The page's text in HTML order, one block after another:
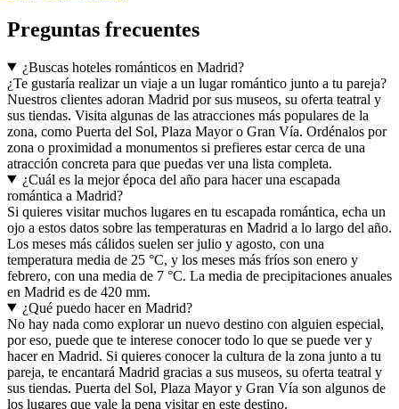
Preguntas frecuentes
¿Buscas hoteles románticos en Madrid?
¿Te gustaría realizar un viaje a un lugar romántico junto a tu pareja?
Nuestros clientes adoran Madrid por sus museos, su oferta teatral y
sus tiendas. Visita algunas de las atracciones más populares de la
zona, como Puerta del Sol, Plaza Mayor o Gran Vía. Ordénalos por
zona o proximidad a monumentos si prefieres estar cerca de una
atracción concreta para que puedas ver una lista completa.
¿Cuál es la mejor época del año para hacer una escapada
romántica a Madrid?
Si quieres visitar muchos lugares en tu escapada romántica, echa un
ojo a estos datos sobre las temperaturas en Madrid a lo largo del año.
Los meses más cálidos suelen ser julio y agosto, con una
temperatura media de 25 °C, y los meses más fríos son enero y
febrero, con una media de 7 °C. La media de precipitaciones anuales
en Madrid es de 420 mm.
¿Qué puedo hacer en Madrid?
No hay nada como explorar un nuevo destino con alguien especial,
por eso, puede que te interese conocer todo lo que se puede ver y
hacer en Madrid. Si quieres conocer la cultura de la zona junto a tu
pareja, te encantará Madrid gracias a sus museos, su oferta teatral y
sus tiendas. Puerta del Sol, Plaza Mayor y Gran Vía son algunos de
los lugares que vale la pena visitar en este destino.